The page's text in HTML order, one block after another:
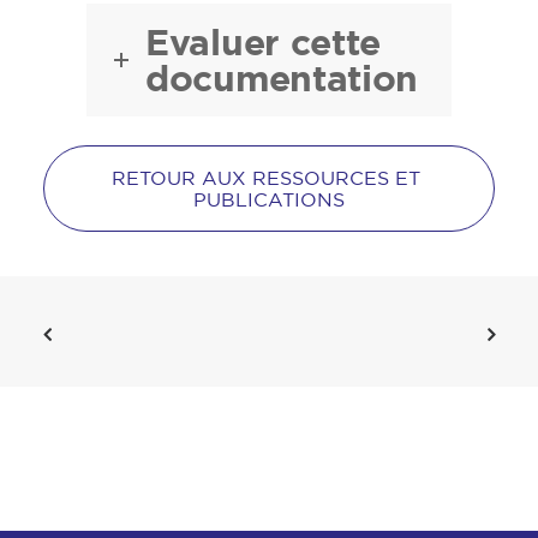
Evaluer cette
documentation
RETOUR AUX RESSOURCES ET
PUBLICATIONS